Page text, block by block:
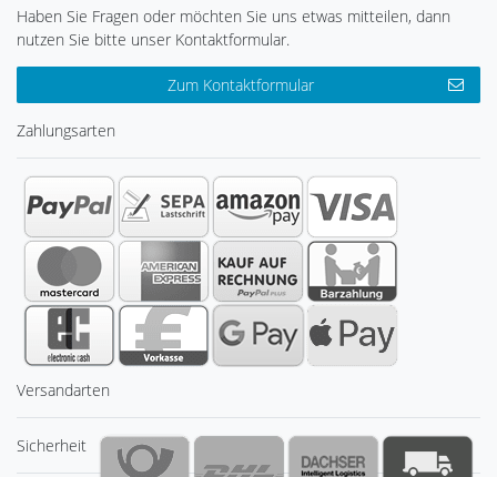
Haben Sie Fragen oder möchten Sie uns etwas mitteilen, dann
nutzen Sie bitte unser Kontaktformular.
Zum Kontaktformular
Zahlungsarten
Versandarten
Sicherheit